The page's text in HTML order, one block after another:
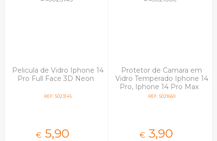
Pelicula de Vidro Iphone 14
Pro Full Face 3D Neon
REF: 5023145
€ 5,90
Protetor de Camara em
Vidro Temperado Iphone 14
Pro, Iphone 14 Pro Max
REF: 5021660
€ 3,90